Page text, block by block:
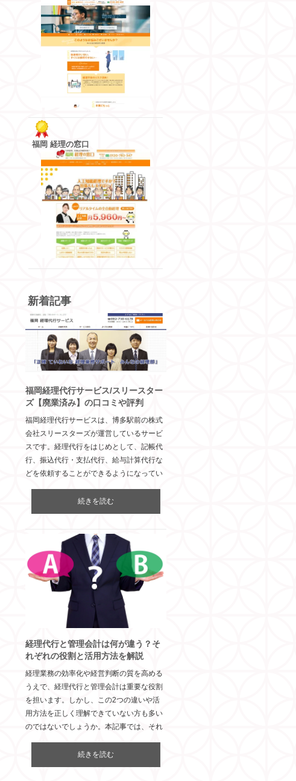
福岡 経理の窓口
新着記事
福岡経理代行サービス/スリースター
ズ【廃業済み】の口コミや評判
福岡経理代行サービスは、博多駅前の株式
会社スリースターズが運営しているサービ
スです。経理代行をはじめとして、記帳代
行、振込代行・支払代行、給与計算代行な
どを依頼することができるようになってい
続きを読む
経理代行と管理会計は何が違う？そ
れぞれの役割と活用方法を解説
経理業務の効率化や経営判断の質を高める
うえで、経理代行と管理会計は重要な役割
を担います。しかし、この2つの違いや活
用方法を正しく理解できていない方も多い
のではないでしょうか。本記事では、それ
続きを読む